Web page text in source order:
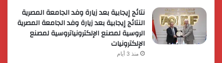
نتائج إيجابية بعد زيارة وفد الجامعة المصرية
النتائج إيجابية بعد زيارة وفد الجامعة المصرية
الروسية لمصنع الإلكترونياتروسية لمصنع
الإلكترونيات
منذ 3 أيام